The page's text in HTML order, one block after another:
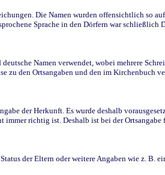
Die Namen wurden offensichtlich so
Sprache in den Dörfern war
Namen verwendet, wobei mehrere
zu den Ortsangaben und den im Kirchenbuch
der Herkunft. Es wurde deshalb
richtig ist. Deshalb ist bei der
der Eltern oder weitere Angaben wie z. B.